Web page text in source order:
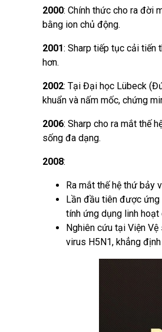
2000: Chính thức cho ra đời
bằng ion chủ động.
2001: Sharp tiếp tục cải tiến
hơn.
2002: Tại Đại học Lübeck
khuẩn và nấm mốc, chứng
2006: Sharp cho ra mắt thế
sống đa dạng.
2008:
Ra mắt thế hệ thứ bảy
Lần đầu tiên được ứng
tính ứng dụng linh hoạt
Nghiên cứu tại Viện
virus H5N1, khẳng